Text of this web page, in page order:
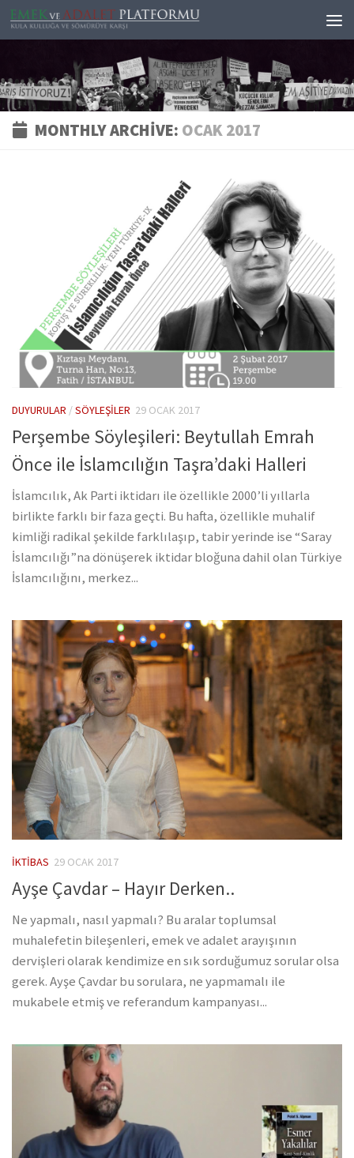
Skip to content
MONTHLY ARCHIVE: OCAK 2017
DUYURULAR /SÖYLEŞILER 29 OCAK 2017
Perşembe Söyleşileri: Beytullah Emrah
Önce ile İslamcılığın Taşra’daki Halleri
İslamcılık, Ak Parti iktidarı ile özellikle 2000’li yıllarla
birlikte farklı bir faza geçti. Bu hafta, özellikle muhalif
kimliği radikal şekilde farklılaşıp, tabir yerinde ise “Saray
İslamcılığı”na dönüşerek iktidar bloğuna dahil olan Türkiye
İslamcılığını, merkez...
İKTIBAS 29 OCAK 2017
Ayşe Çavdar – Hayır Derken..
Ne yapmalı, nasıl yapmalı? Bu aralar toplumsal
muhalefetin bileşenleri, emek ve adalet arayışının
dervişleri olarak kendimize en sık sorduğumuz sorular olsa
gerek. Ayşe Çavdar bu sorulara, ne yapmamalı ile
mukabele etmiş ve referandum kampanyası...